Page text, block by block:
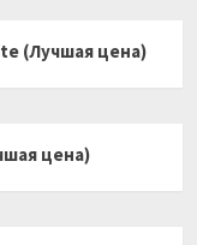
(Лучшая цена)
цена)